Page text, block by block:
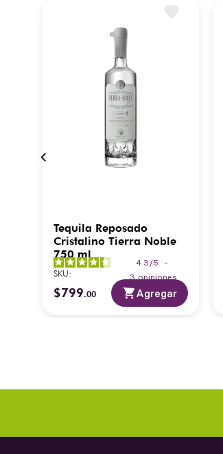
Tequila Reposado
Cristalino Tierra Noble
750 ml
4.3 /5
-
3 opiniones
SKU:
$799.00 Agregar